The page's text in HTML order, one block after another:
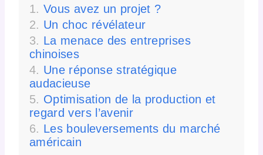
Vous avez un projet ?
Un choc révélateur
La menace des entreprises
chinoises
Une réponse stratégique
audacieuse
Optimisation de la production et
regard vers l’avenir
Les bouleversements du marché
américain